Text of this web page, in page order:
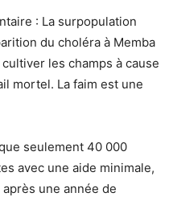
: La surpopulation
du choléra à Memba
les champs à cause
mortel. La faim est une
seulement 40 000
avec une aide minimale,
une année de